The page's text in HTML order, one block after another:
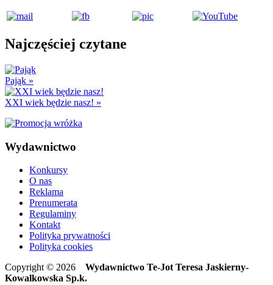
Najczęściej czytane
Pająk »
XXI wiek będzie nasz! »
Wydawnictwo
Konkursy
O nas
Reklama
Prenumerata
Regulaminy
Kontakt
Polityka prywatności
Polityka cookies
Copyright © 2026 Wydawnictwo Te-Jot Teresa Jaskierny-
Kowalkowska Sp.k.